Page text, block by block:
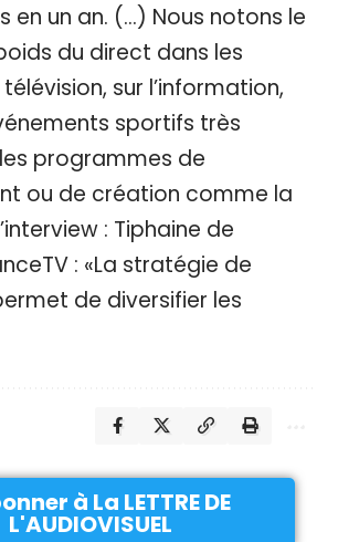
en un an. (…) Nous notons le
du direct dans les
sur l’information,
sportifs très
programmes de
ou de création comme la
: Tiphaine de
: «La stratégie de
de diversifier les
à La LETTRE DE
L'AUDIOVISUEL